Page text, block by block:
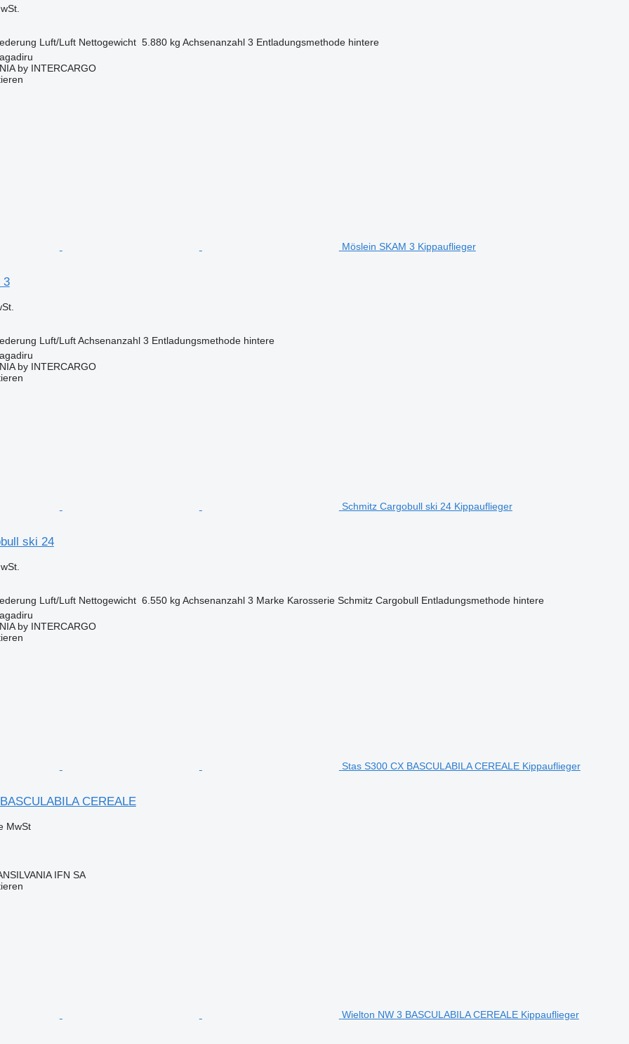
Luft/Luft Nettogewicht 5.880 kg Achsenanzahl 3 Entladungsmethode hintere
by INTERCARGO
Möslein SKAM 3 Kippauflieger
3
Luft/Luft Achsenanzahl 3 Entladungsmethode hintere
by INTERCARGO
Schmitz Cargobull ski 24 Kippauflieger
ski 24
Luft/Luft Nettogewicht 6.550 kg Achsenanzahl 3 Marke Karosserie Schmitz Cargobull Entladungsmethode hintere
by INTERCARGO
Stas S300 CX BASCULABILA CEREALE Kippauflieger
CEREALE
MwSt
IFN SA
Wielton NW 3 BASCULABILA CEREALE Kippauflieger